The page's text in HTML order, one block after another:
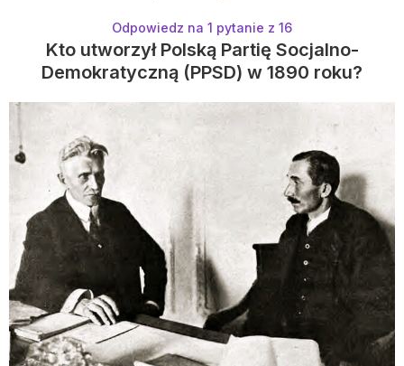
Odpowiedz na 1 pytanie z 16
Kto utworzył Polską Partię Socjalno-
Demokratyczną (PPSD) w 1890 roku?